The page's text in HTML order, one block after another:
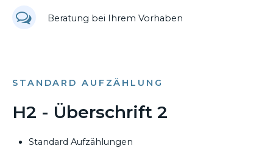
Beratung bei Ihrem Vorhaben
STANDARD AUFZÄHLUNG
H2 - Überschrift 2
Standard Aufzählungen